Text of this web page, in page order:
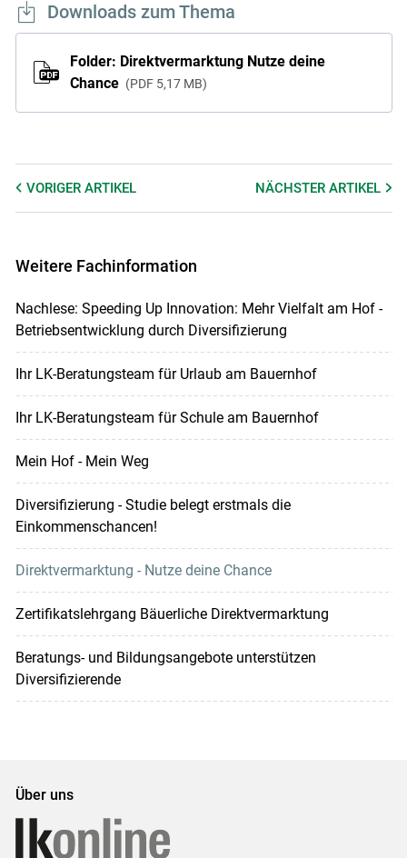
Downloads zum Thema
Folder: Direktvermarktung Nutze deine
Chance
PDF 5,17 MB
VORIGER ARTIKEL NÄCHSTERARTIKEL
Weitere Fachinformation
Nachlese: Speeding Up Innovation: Mehr Vielfalt am Hof -
Betriebsentwicklung durch Diversifizierung
Ihr LK-Beratungsteam für Urlaub am Bauernhof
Ihr LK-Beratungsteam für Schule am Bauernhof
Mein Hof - Mein Weg
Diversifizierung - Studie belegt erstmals die
Einkommenschancen!
Direktvermarktung - Nutze deine Chance
Zertifikatslehrgang Bäuerliche Direktvermarktung
Beratungs- und Bildungsangebote unterstützen
Diversifizierende
Über uns